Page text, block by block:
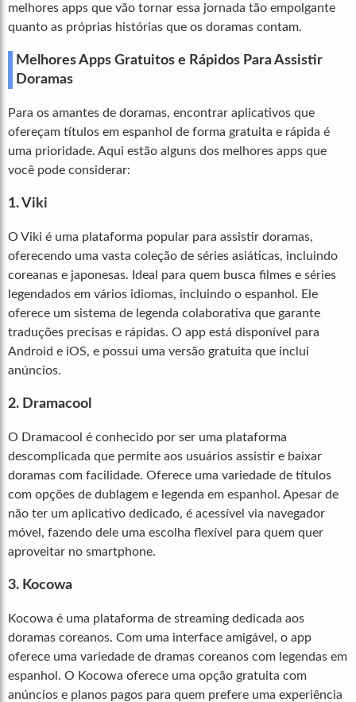
melhores apps que vão tornar essa jornada tão empolgante
quanto as próprias histórias que os doramas contam.
Melhores Apps Gratuitos e Rápidos Para Assistir
Doramas
Para os amantes de doramas, encontrar aplicativos que
ofereçam títulos em espanhol de forma gratuita e rápida é
uma prioridade. Aqui estão alguns dos melhores apps que
você pode considerar:
1. Viki
O Viki é uma plataforma popular para assistir doramas,
oferecendo uma vasta coleção de séries asiáticas, incluindo
coreanas e japonesas. Ideal para quem busca filmes e séries
legendados em vários idiomas, incluindo o espanhol. Ele
oferece um sistema de legenda colaborativa que garante
traduções precisas e rápidas. O app está disponível para
Android e iOS, e possui uma versão gratuita que inclui
anúncios.
2. Dramacool
O Dramacool é conhecido por ser uma plataforma
descomplicada que permite aos usuários assistir e baixar
doramas com facilidade. Oferece uma variedade de títulos
com opções de dublagem e legenda em espanhol. Apesar de
não ter um aplicativo dedicado, é acessível via navegador
móvel, fazendo dele uma escolha flexível para quem quer
aproveitar no smartphone.
3. Kocowa
Kocowa é uma plataforma de streaming dedicada aos
doramas coreanos. Com uma interface amigável, o app
oferece uma variedade de dramas coreanos com legendas em
espanhol. O Kocowa oferece uma opção gratuita com
anúncios e planos pagos para quem prefere uma experiência